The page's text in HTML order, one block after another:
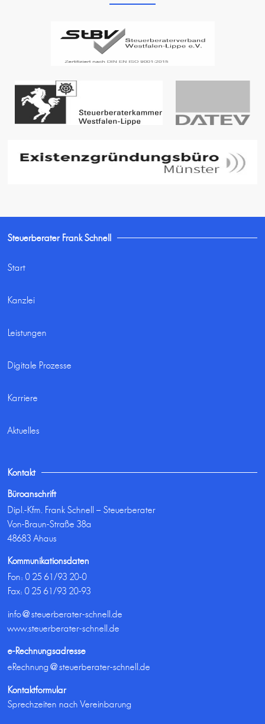
Steuerberater Frank Schnell
Start
Kanzlei
Leistungen
Digitale Prozesse
Karriere
Aktuelles
Kontakt
Büroanschrift
Dipl.-Kfm. Frank Schnell – Steuerberater
Von-Braun-Straße 38a
48683 Ahaus
Kommunikationsdaten
Fon:0 25 61/93 20-0
Fax: 0 25 61/93 20-93
info@steuerberater-schnell.de
www.steuerberater-schnell.de
e-Rechnungsadresse
eRechnung@steuerberater-schnell.de
Kontaktformular
Sprechzeiten nach Vereinbarung